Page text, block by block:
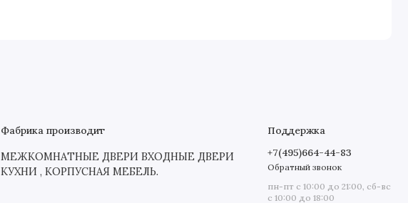
Фабрика производит
МЕЖКОМНАТНЫЕ ДВЕРИ ВХОДНЫЕ ДВЕРИ
КУХНИ , КОРПУСНАЯ МЕБЕЛЬ.
Поддержка
+7(495)664-44-83
Обратный звонок
пн-пт с 10:00 до 21:00, сб-вс
с 10:00 до 18:00